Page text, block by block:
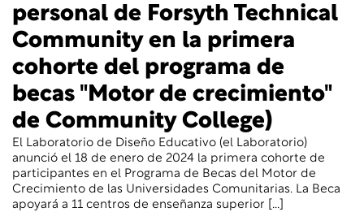
personal de Forsyth Technical
Community en la primera
cohorte del programa de
becas "Motor de crecimiento"
de Community College)
El Laboratorio de Diseño Educativo (el Laboratorio)
anunció el 18 de enero de 2024 la primera cohorte de
participantes en el Programa de Becas del Motor de
Crecimiento de las Universidades Comunitarias. La Beca
apoyará a 11 centros de enseñanza superior [...]